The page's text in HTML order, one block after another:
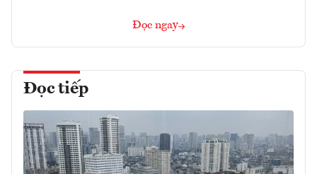
Đọc ngay
Đọc tiếp